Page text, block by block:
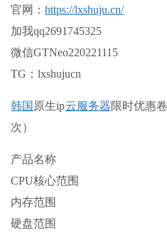
官网 ： https://lxshuju.cn/
加我qq2691745325
微信GTNeo220221115
TG：lxshujucn
韩国 原生ip云服务器限时优惠
次）
产品名称
CPU核心范围
内存范围
硬盘范围